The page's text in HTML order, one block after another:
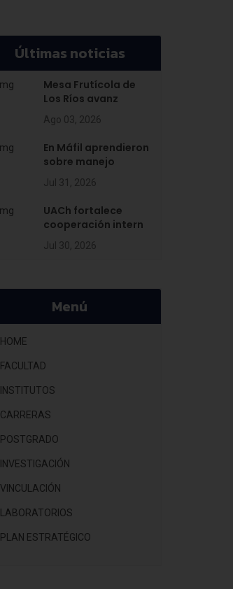
Últimas noticias
Mesa Frutícola de
Los Ríos avanz
Ago 03, 2026
En Máfil aprendieron
sobre manejo
Jul 31, 2026
UACh fortalece
cooperación intern
Jul 30, 2026
Menú
HOME
FACULTAD
INSTITUTOS
CARRERAS
POSTGRADO
INVESTIGACIÓN
VINCULACIÓN
LABORATORIOS
PLAN ESTRATÉGICO